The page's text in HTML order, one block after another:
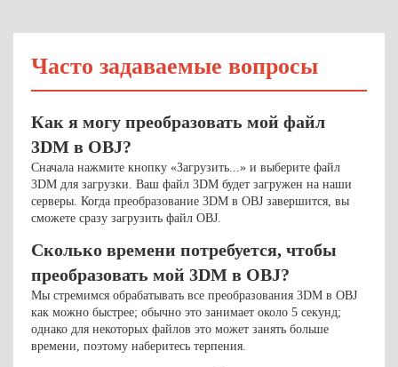
Часто задаваемые вопросы
Как я могу преобразовать мой файл
3DM в OBJ?
Сначала нажмите кнопку «Загрузить...» и выберите файл
3DM для загрузки. Ваш файл 3DM будет загружен на наши
серверы. Когда преобразование 3DM в OBJ завершится, вы
сможете сразу загрузить файл OBJ.
Сколько времени потребуется, чтобы
преобразовать мой 3DM в OBJ?
Мы стремимся обрабатывать все преобразования 3DM в OBJ
как можно быстрее; обычно это занимает около 5 секунд;
однако для некоторых файлов это может занять больше
времени, поэтому наберитесь терпения.